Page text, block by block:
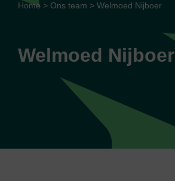
Home > Ons team > Welmoed Nijboer
Welmoed Nijboer